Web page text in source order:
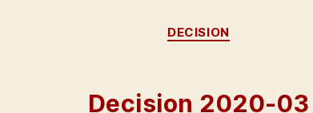
Categories
DECISION
Decision 2020-03